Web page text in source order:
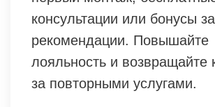
консультации или бонусы за
рекомендации. Повышайте
лояльность и возвращайте
за повторными услугами.